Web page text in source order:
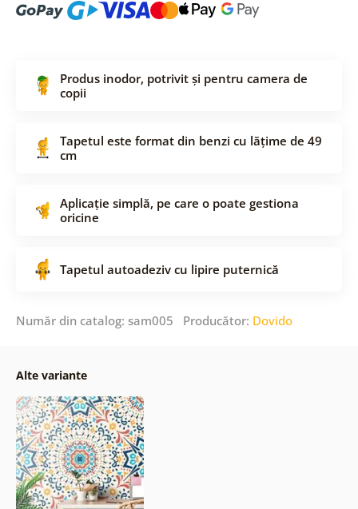
Produs inodor, potrivit și pentru camera de
copii
Tapetul este format din benzi cu lățime de 49
cm
Aplicație simplă, pe care o poate gestiona
oricine
Tapetul autoadeziv cu lipire puternică
Număr din catalog: sam005 Producător: Dovido
Alte variante